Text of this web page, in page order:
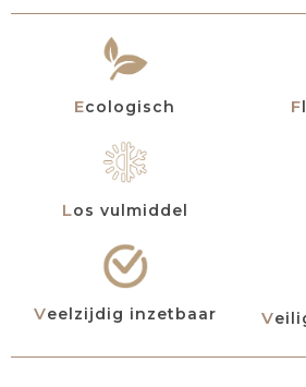
Ecologisch
Los vulmiddel
Veelzijdig inzetbaar